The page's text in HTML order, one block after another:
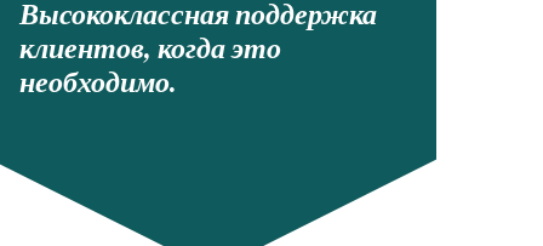
Высококлассная поддержка
клиентов, когда это
необходимо.